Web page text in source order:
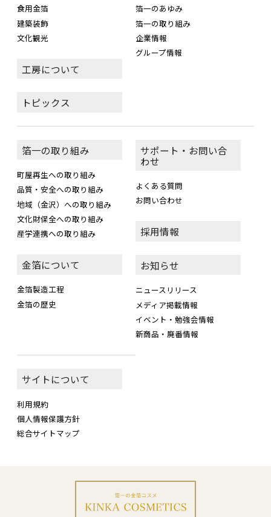
食用金箔
建築装飾
文化観光
工房について
トピックス
箔一のあゆみ
箔一の取り組み
企業情報
グループ情報
箔一の取り組み
町屋再生への取り組み
品質・安全への取り組み
地域（金沢）への取り組み
文化財保全への取り組み
産学連携への取り組み
金箔について
金箔製造工程
金箔の歴史
サポート・お問い合
わせ
よくある質問
お問い合わせ
採用情報
お知らせ
ニュースリリース
メディア掲載情報
イベント・勉強会情報
新商品・廃番情報
サイトについて
利用規約
個人情報保護方針
総合サイトマップ